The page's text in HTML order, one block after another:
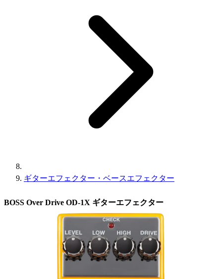
ギターエフェクター・ベースエフェクター
BOSS Over Drive OD-1X ギターエフェクター